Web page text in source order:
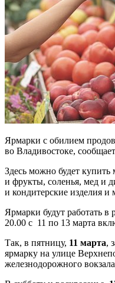
Ярмарки с обилием
во Владивостоке,
Здесь можно будет
и фрукты, соленья, мед и
и кондитерские изделия и
Ярмарки будут работать в
20.00 с 11 по 13 марта
Так, в пятницу, 11 марта,
ярмарку на улице
железнодорожного